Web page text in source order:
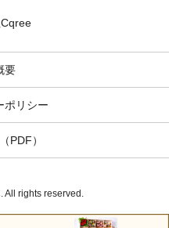
要
ポリシー
PDF）
rights reserved.